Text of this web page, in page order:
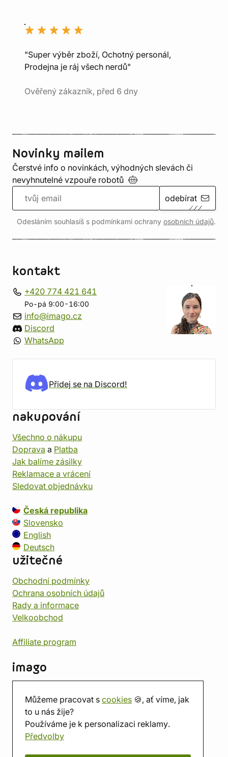
Můžeme pracovat s cookies 🍪, ať víme, jak
to u nás žije?
Používáme je k personalizaci reklamy.
Předvolby
"Super výběr zboží, Ochotný personál,
Prodejna je ráj všech nerdů"
Ověřený zákazník, před 6 dny
Novinky mailem
Čerstvé info o novinkách, výhodných slevách či
nevyhnutelné vzpouře robotů
odebírat
Odesláním souhlasíš s podmínkami ochrany osobních údajů.
kontakt
+420 774 421 641
Po-pá 9:00-16:00
info@imago.cz
Discord
WhatsApp
Přidej se na Discord!
nakupování
Všechno o nákupu
Doprava a Platba
Jak balíme zásilky
Reklamace a vrácení
Sledovat objednávku
Česká republika
Slovensko
English
Deutsch
užitečné
Obchodní podmínky
Ochrana osobních údajů
Rady a informace
Velkoobchod
Affiliate program
imago
Prodejna
Herna
O nás
Hodnocení obchodu